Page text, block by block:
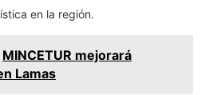
en la región.
MINCETUR mejorará
Lamas